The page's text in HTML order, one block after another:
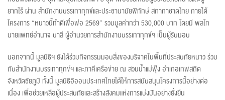
ยากไร้ ผ่าน สำนักงานบรรเทาทุกข์และประชานามัยพิทักษ์ สภากาชาดไทย ภายใต้
โครงการ “หนาวนี้ทำดีเพื่อพ่อ 2569” รวมมูลค่ากว่า 530,000 บาท โดยมี พลโท
นายแพทย์อำนาจ บาลี ผู้อำนวยการสำนักงานบรรเทาทุกข์ฯ เป็นผู้รับมอบ
นอกจากนี้ มูลนิธิฯ ยังได้ร่วมกิจกรรมมอบสิ่งของบริจาคในพื้นที่ประสบภัยหนาว ร่วม
กับสำนักงานบรรเทาทุกข์ฯ และภาคีเครือข่าย ณ สวนน้ำแม่ฟุ้ง อำเภอเทพสถิต
จังหวัดชัยภูมิ ทั้งนี้ มูลนิธิอิออนประเทศไทยได้ให้การสนับสนุนโครงการนี้อย่างต่อ
เนื่อง เพื่อช่วยเหลือผู้ประสบภัยและสร้างสังคมแห่งการแบ่งปันอย่างยั่งยืน